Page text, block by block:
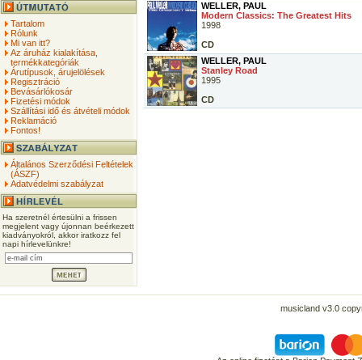
Tartalom
Rólunk
Mi van itt?
Az áruház kialakítása,
termékkategóriák
Árutípusok, árujelölések
Regisztráció
Bevásárlókosár
Fizetési módok
Szállítási idő és átvételi módok
Reklamáció
Fontos!
Általános Szerződési Feltételek
(ÁSZF)
Adatvédelmi szabályzat
Ha szeretnél értesülni a frissen
megjelent vagy újonnan beérkezett
kiadványokról, akkor iratkozz fel
napi hírlevelünkre!
WELLER, PAUL
Modern Classics: The Greatest Hits
1998
CD
WELLER, PAUL
Stanley Road
1995
CD
musicland v3.0